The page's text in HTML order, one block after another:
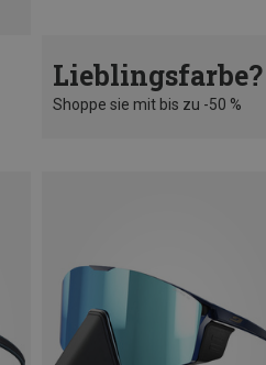
Lieblingsfarbe?
Shoppe sie mit bis zu -50 %